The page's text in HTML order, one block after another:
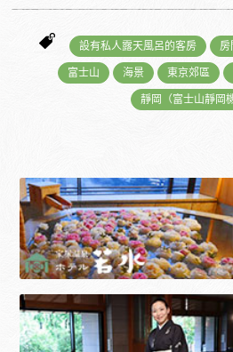
設有私人露天風呂的客房
富士山 海景 東京郊區
靜岡（富士山靜岡